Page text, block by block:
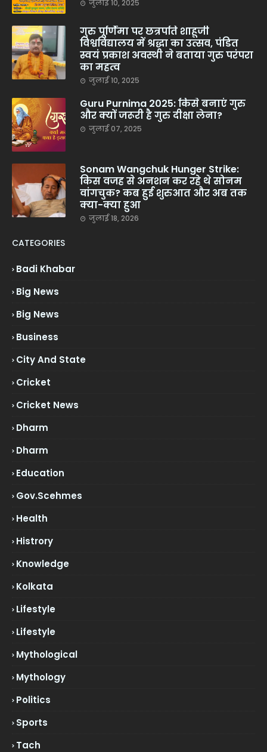
जुलाई 10, 2025
गुरु पूर्णिमा पर छत्रपति शाहूजी
विश्वविद्यालय में श्रद्धा का उत्सव, पंडित
स्वयं प्रकाश अवस्थी ने बताया गुरु परंपरा
का महत्व
जुलाई 10, 2025
Guru Purnima 2025: किसे बनाएं गुरु
और क्यों जरूरी है गुरु दीक्षा लेना?
जुलाई 07, 2025
Sonam Wangchuk Hunger Strike:
किस वजह से अनशन कर रहे थे सोनम
वांगचुक? कब हुई शुरुआत और अब तक
क्या-क्या हुआ
जुलाई 18, 2026
CATEGORIES
Badi Khabar
Big News
Big News
Business
City And State
Cricket
Cricket News
Dharm
Dharm
Education
Gov.scehmes
Health
Histrory
Knowledge
Kolkata
Lifestyle
Lifestyle
Mythological
Mythology
Politics
Sports
Tach